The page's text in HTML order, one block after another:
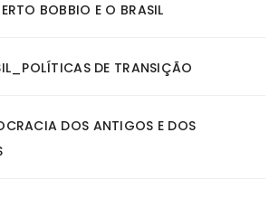
BOBBIO E O BRASIL
DE TRANSIÇÃO
DOS ANTIGOS E DOS